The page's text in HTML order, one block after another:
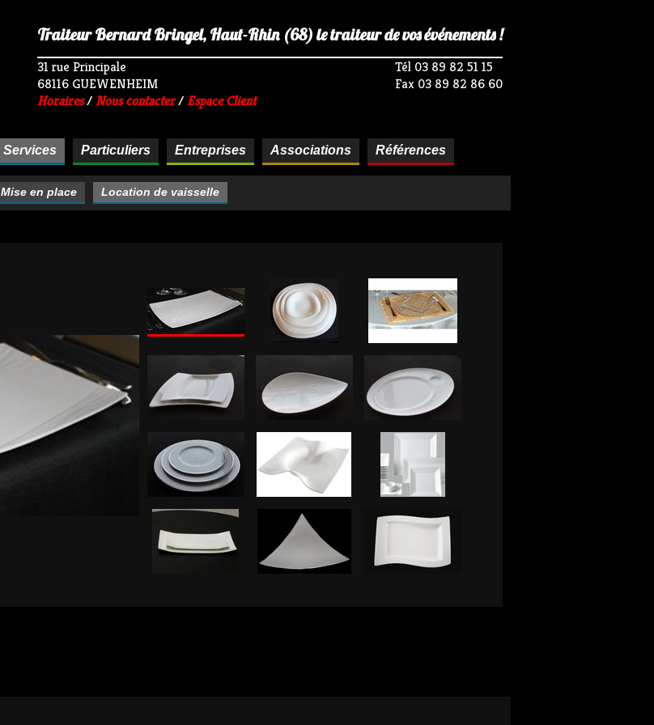
Traiteur Bernard Bringel, Haut-Rhin (68) le traiteur de vos événements !
Tél 03 89 82 51 15
Fax 03 89 82 86 60
31 rue Principale
68116 GUEWENHEIM
Horaires/ Nous contacter/ Espace Client
Services Particuliers Entreprises Associations Références
Mise en place Location de vaisselle